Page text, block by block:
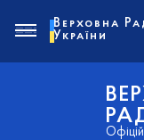
Верховна
України